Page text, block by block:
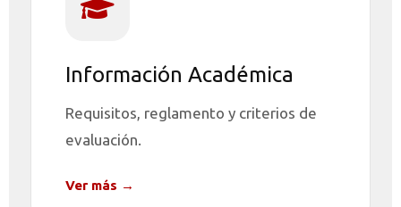
Información Académica
Requisitos, reglamento y criterios de
evaluación.
Ver más →